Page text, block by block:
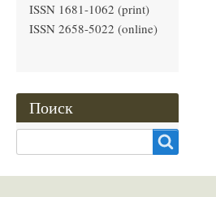
ISSN 1681-1062 (print)
ISSN 2658-5022 (online)
Поиск